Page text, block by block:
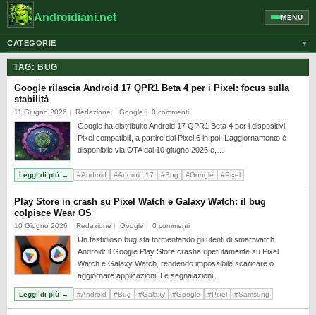
Androidiani.net MENU
CATEGORIE ▼
ALTRI DISPOSITIVI
CELLULARI
GUIDE
HONOR
HUAWEI
NEWS
ONEPLUS
PIXEL
PRIVACY
TAG: BUG
Google rilascia Android 17 QPR1 Beta 4 per i Pixel: focus sulla
stabilità
11 Giugno 2026 Redazione Google 0 commenti
Google ha distribuito Android 17 QPR1 Beta 4 per i dispositivi
Pixel compatibili, a partire dal Pixel 6 in poi. L’aggiornamento è
disponibile via OTA dal 10 giugno 2026 e,…
Leggi di più → #Android #Android 17 #Bug #Google #Pixel
Play Store in crash su Pixel Watch e Galaxy Watch: il bug
colpisce Wear OS
10 Giugno 2026 Redazione Google 0 commenti
Un fastidioso bug sta tormentando gli utenti di smartwatch
Android: il Google Play Store crasha ripetutamente su Pixel
Watch e Galaxy Watch, rendendo impossibile scaricare o
aggiornare applicazioni. Le segnalazioni…
Leggi di più → #Android #Bug #Galaxy #Google #Pixel #Samsung